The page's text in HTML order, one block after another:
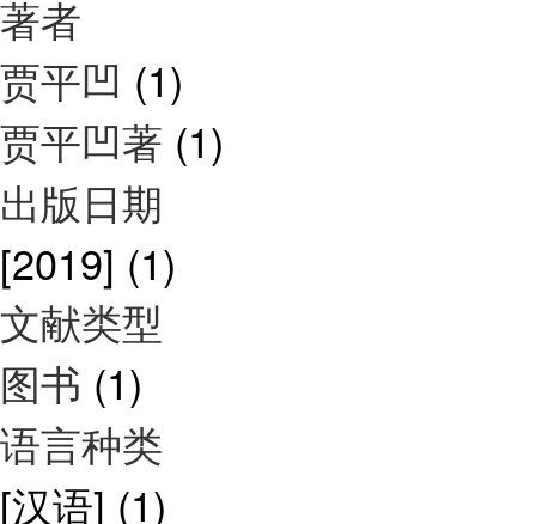
著者
贾平凹 (1)
贾平凹著 (1)
出版日期
[2019] (1)
文献类型
图书 (1)
语言种类
[汉语] (1)